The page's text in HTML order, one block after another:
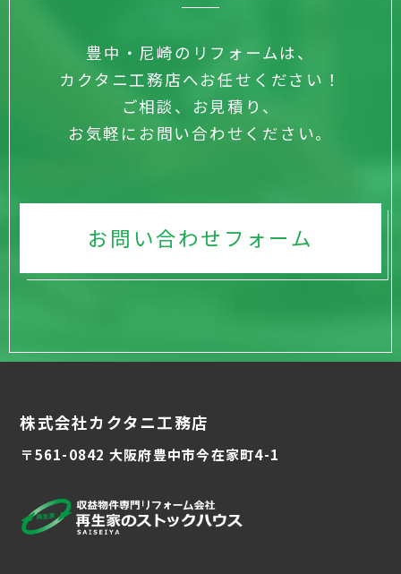
豊中・尼崎のリフォームは、
カクタニ工務店へお任せください！
ご相談、お見積り、
お気軽にお問い合わせください。
お問い合わせフォーム
株式会社カクタニ工務店
〒561-0842 大阪府豊中市今在家町4-1